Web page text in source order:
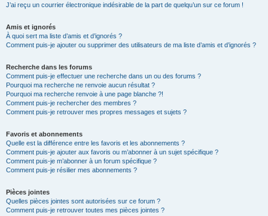
J’ai reçu un courrier électronique indésirable de la part de quelqu’un sur ce forum !
Amis et ignorés
À quoi sert ma liste d’amis et d’ignorés ?
Comment puis-je ajouter ou supprimer des utilisateurs de ma liste d’amis et d’ignorés ?
Recherche dans les forums
Comment puis-je effectuer une recherche dans un ou des forums ?
Pourquoi ma recherche ne renvoie aucun résultat ?
Pourquoi ma recherche renvoie à une page blanche ?!
Comment puis-je rechercher des membres ?
Comment puis-je retrouver mes propres messages et sujets ?
Favoris et abonnements
Quelle est la différence entre les favoris et les abonnements ?
Comment puis-je ajouter aux favoris ou m’abonner à un sujet spécifique ?
Comment puis-je m’abonner à un forum spécifique ?
Comment puis-je résilier mes abonnements ?
Pièces jointes
Quelles pièces jointes sont autorisées sur ce forum ?
Comment puis-je retrouver toutes mes pièces jointes ?